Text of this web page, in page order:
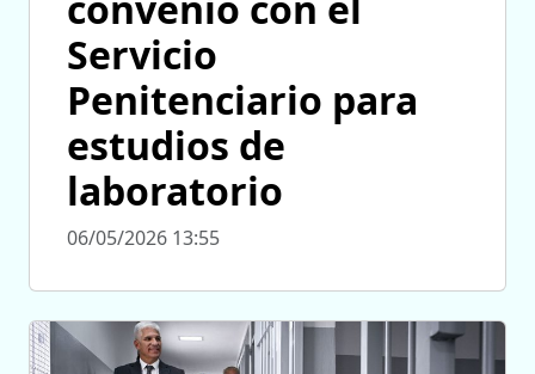
Servicio
Penitenciario para
estudios de
laboratorio
06/05/2026 13:55